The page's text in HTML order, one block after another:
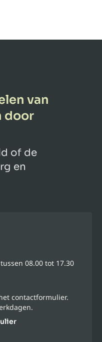
van
door
of de
en
08.00 tot 17.30
contactformulier.